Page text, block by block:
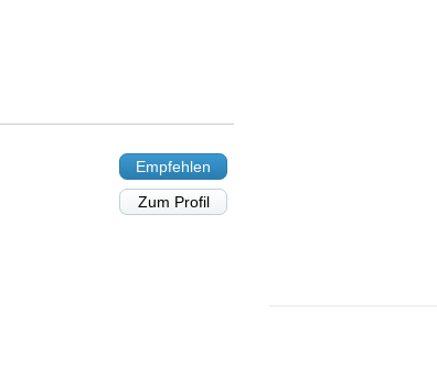
Empfehlen
Zum Profil